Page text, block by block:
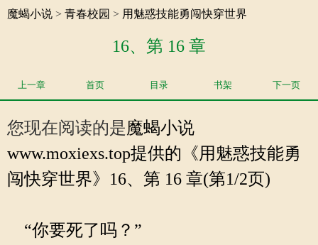
魔蝎小说 > 青春校园 > 用魅惑技能勇闯快穿世界
16、第 16 章
上一章 首页 目录 书架 下一页
您现在阅读的是魔蝎小说
www.moxiexs.top提供的《用魅惑技能勇
闯快穿世界》16、第 16 章(第1/2页)
“你要死了吗？”